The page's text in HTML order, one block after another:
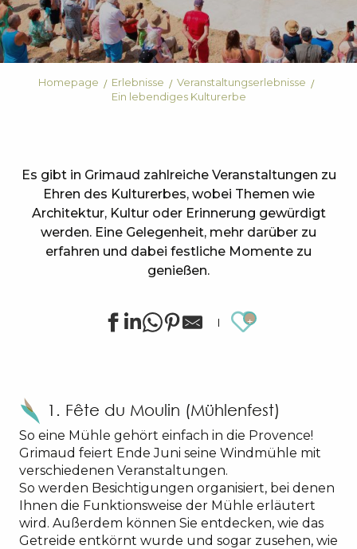
Homepage Erlebnisse
Veranstaltungserlebnisse
Ein lebendiges Kulturerbe
Es gibt in Grimaud zahlreiche Veranstaltungen zu
Ehren des Kulturerbes, wobei Themen wie
Architektur, Kultur oder Erinnerung gewürdigt
werden. Eine Gelegenheit, mehr darüber zu
erfahren und dabei festliche Momente zu
genießen.
Ajouter
1. Fête du Moulin (Mühlenfest)
So eine Mühle gehört einfach in die Provence!
Grimaud feiert Ende Juni seine Windmühle mit
verschiedenen Veranstaltungen.
So werden Besichtigungen organisiert, bei denen
Ihnen die Funktionsweise der Mühle erläutert
wird. Außerdem können Sie entdecken, wie das
Getreide entkörnt wurde und sogar zusehen, wie